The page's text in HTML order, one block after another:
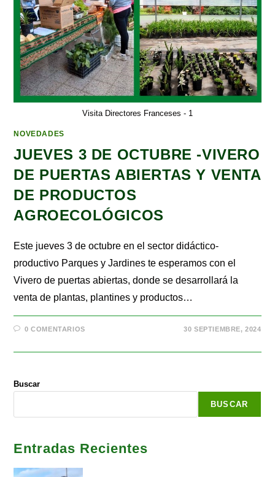
Visita Directores Franceses - 1
NOVEDADES
JUEVES 3 DE OCTUBRE -VIVERO
DE PUERTAS ABIERTAS Y VENTA
DE PRODUCTOS
AGROECOLÓGICOS
Este jueves 3 de octubre en el sector didáctico-
productivo Parques y Jardines te esperamos con el
Vivero de puertas abiertas, donde se desarrollará la
venta de plantas, plantines y productos…
0 COMENTARIOS 30 SEPTIEMBRE, 2024
Buscar
BUSCAR
Entradas Recientes